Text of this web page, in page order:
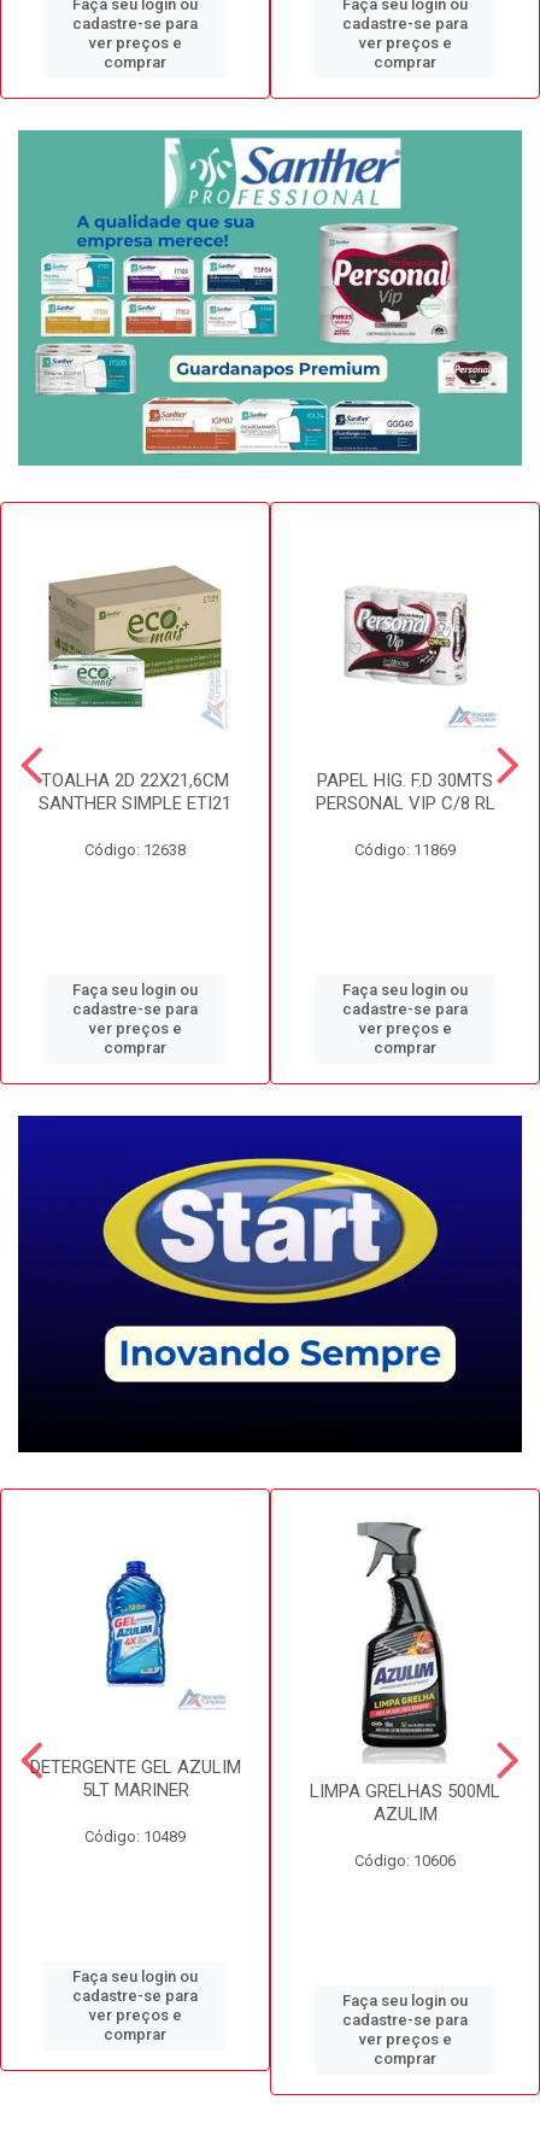
Faça seu login ou
cadastre-se para
ver preços e
comprar
Faça seu login ou
cadastre-se para
ver preços e
comprar
TOALHA 2D 22X21,6CM
SANTHER SIMPLE ETI21
Código: 12638
Faça seu login ou
cadastre-se para
ver preços e
comprar
PAPEL HIG. F.D 30MTS
PERSONAL VIP C/8 RL
Código: 11869
Faça seu login ou
cadastre-se para
ver preços e
comprar
DETERGENTE GEL AZULIM
5LT MARINER
Código: 10489
Faça seu login ou
cadastre-se para
ver preços e
comprar
LIMPA GRELHAS 500ML
AZULIM
Código: 10606
Faça seu login ou
cadastre-se para
ver preços e
comprar